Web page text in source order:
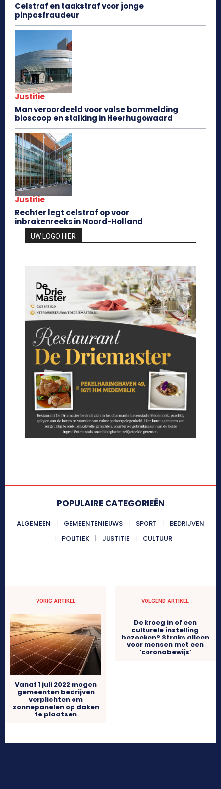
Celstraf en taakstraf voor jonge
pinpasfraudeur
Justitie
Man veroordeeld voor valse bommelding
bioscoop en stalking in Heerhugowaard
Justitie
Rechter legt celstraf op voor
inbrakenreeks in Noord-Holland
UW LOGO HIER
POPULAIRE CATEGORIEËN
ALGEMEEN GEMEENTENIEUWS SPORT
BEDRIJVEN
POLITIEK
JUSTITIE CULTUUR
VORIG ARTIKEL
Vanaf 1 juli 2022 mogen
gemeenten bedrijven
verplichten om
zonnepanelen op daken
te plaatsen
VOLGEND ARTIKEL
De kroeg in of een
culturele instelling
bezoeken? Straks alleen
voor mensen met een
‘coronabewijs’